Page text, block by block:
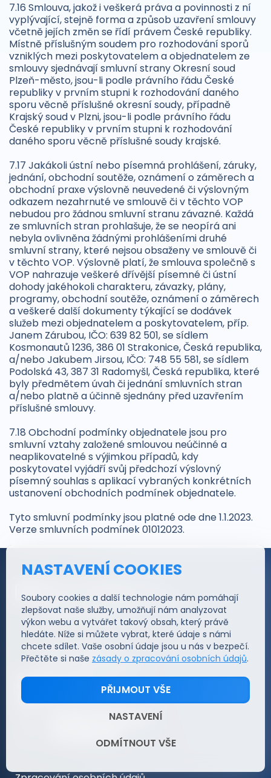
7.16 Smlouva, jakož i veškerá práva a povinnosti z ní
vyplývající, stejně forma a způsob uzavření smlouvy
včetně jejích změn se řídí právem České republiky.
Místně příslušným soudem pro rozhodování sporů
vzniklých mezi poskytovatelem a objednatelem ze
smlouvy sjednávají smluvní strany Okresní soud
Plzeň-město, jsou-li podle právního řádu České
republiky v prvním stupni k rozhodování daného
sporu věcně příslušné okresní soudy, případně
Krajský soud v Plzni, jsou-li podle právního řádu
České republiky v prvním stupni k rozhodování
daného sporu věcně příslušné soudy krajské.
7.17 Jakákoli ústní nebo písemná prohlášení, záruky,
jednání, obchodní soutěže, oznámení o záměrech a
obchodní praxe výslovně neuvedené či výslovným
odkazem nezahrnuté ve smlouvě či v těchto VOP
nebudou pro žádnou smluvní stranu závazné. Každá
ze smluvních stran prohlašuje, že se neopírá ani
nebyla ovlivněna žádnými prohlášeními druhé
smluvní strany, které nejsou obsaženy ve smlouvě či
v těchto VOP. Výslovně platí, že smlouva společně s
VOP nahrazuje veškeré dřívější písemné či ústní
dohody jakéhokoli charakteru, závazky, plány,
programy, obchodní soutěže, oznámení o záměrech
a veškeré další dokumenty týkající se dodávek
služeb mezi objednatelem a poskytovatelem, příp.
Janem Zárubou, IČO: 639 82 501, se sídlem
Kosmonautů 1236, 386 01 Strakonice, Česká republika,
a/nebo Jakubem Jirsou, IČO: 748 55 581, se sídlem
Podolská 43, 387 31 Radomyšl, Česká republika, které
byly předmětem úvah či jednání smluvních stran
a/nebo platně a účinně sjednány před uzavřením
příslušné smlouvy.
7.18 Obchodní podmínky objednatele jsou pro
smluvní vztahy založené smlouvou neúčinné a
neaplikovatelné s výjimkou případů, kdy
poskytovatel vyjádří svůj předchozí výslovný
písemný souhlas s aplikací vybraných konkrétních
ustanovení obchodních podmínek objednatele.
Tyto smluvní podmínky jsou platné ode dne 1.1.2023.
Verze smluvních podmínek 01012023.
Husinecká 903/10, Žižkov,
130 00 Praha 3
IČ: 05348633
DIČ: CZ05348633
jakub@j-z.cz
@JirsaZaruba
Informace
Cena
Reference
Funkce
NASTAVENÍ COOKIES
Soubory cookies a další technologie nám pomáhají
zlepšovat naše služby, umožňují nám analyzovat
výkon webu a vytvářet takový obsah, který právě
hledáte. Níže si můžete vybrat, které údaje s námi
chcete sdílet. Vaše osobní údaje jsou u nás v bezpečí.
Přečtěte si naše zásady o zpracování osobních údajů.
ODMÍTNOUT VŠE
NASTAVENÍ
PŘIJMOUT VŠE